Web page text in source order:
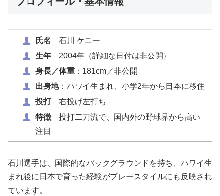
氏名 ：石川 ケニー
生年：2004年（詳細な日付は非公開）
身長／体重：181cm／非公開
出身地：ハワイ生まれ、小学2年から日本に移住
投打：右投げ左打ち
特徴：投打二刀流で、国内外の野球界から高い
注目
石川選手は、国際的なバックグラウンドを持ち、ハワイ生
まれ後に日本で育った経験がプレースタイルにも反映され
ています。